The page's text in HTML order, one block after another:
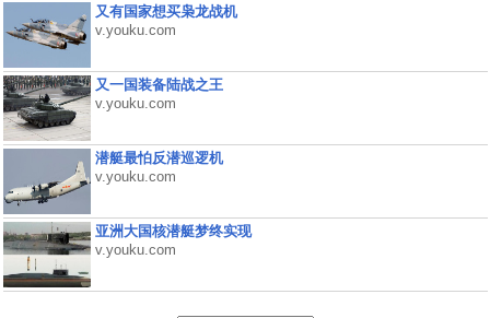
又有国家想买枭龙战机
v.youku.com
又一国装备陆战之王
v.youku.com
潜艇最怕反潜巡逻机
v.youku.com
亚洲大国核潜艇梦终实现
v.youku.com